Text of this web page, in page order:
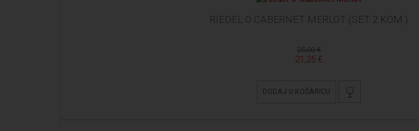
RIEDEL O CABERNET MERLOT (SET 2 KOM.)
25,00 €
21,25 €
DODAJ U KOŠARICU